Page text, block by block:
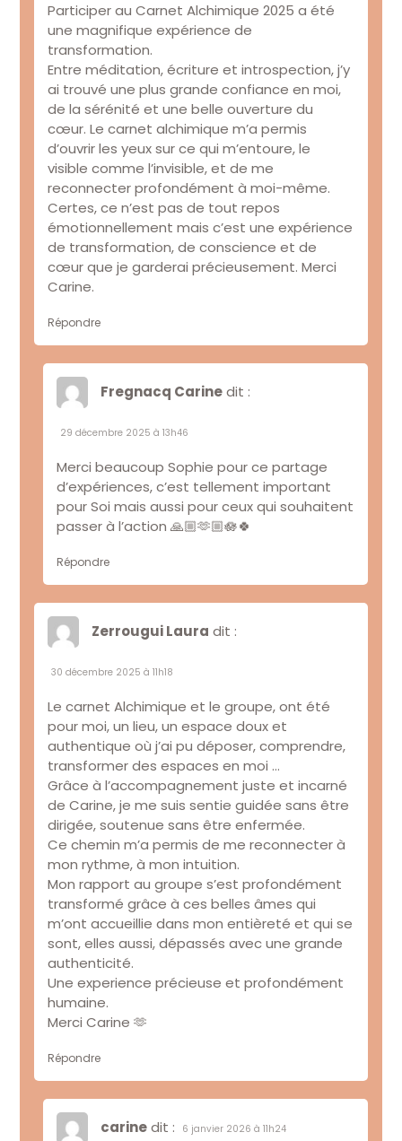
Participer au Carnet Alchimique 2025 a été
une magnifique expérience de
transformation.
Entre méditation, écriture et introspection, j’y
ai trouvé une plus grande confiance en moi,
de la sérénité et une belle ouverture du
cœur. Le carnet alchimique m’a permis
d’ouvrir les yeux sur ce qui m’entoure, le
visible comme l’invisible, et de me
reconnecter profondément à moi-même.
Certes, ce n’est pas de tout repos
émotionnellement mais c’est une expérience
de transformation, de conscience et de
cœur que je garderai précieusement. Merci
Carine.
Répondre
Fregnacq Carine dit :
29 décembre 2025 à 13h46
Merci beaucoup Sophie pour ce partage
d’expériences, c’est tellement important
pour Soi mais aussi pour ceux qui souhaitent
passer à l’action 🙏🏼🫶🏼🪷🍀
Répondre
Zerrougui Laura dit :
30 décembre 2025 à 11h18
Le carnet Alchimique et le groupe, ont été
pour moi, un lieu, un espace doux et
authentique où j’ai pu déposer, comprendre,
transformer des espaces en moi …
Grâce à l’accompagnement juste et incarné
de Carine, je me suis sentie guidée sans être
dirigée, soutenue sans être enfermée.
Ce chemin m’a permis de me reconnecter à
mon rythme, à mon intuition.
Mon rapport au groupe s’est profondément
transformé grâce à ces belles âmes qui
m’ont accueillie dans mon entièreté et qui se
sont, elles aussi, dépassés avec une grande
authenticité.
Une experience précieuse et profondément
humaine.
Merci Carine 🫶
Répondre
carine dit : 6 janvier 2026 à 11h24